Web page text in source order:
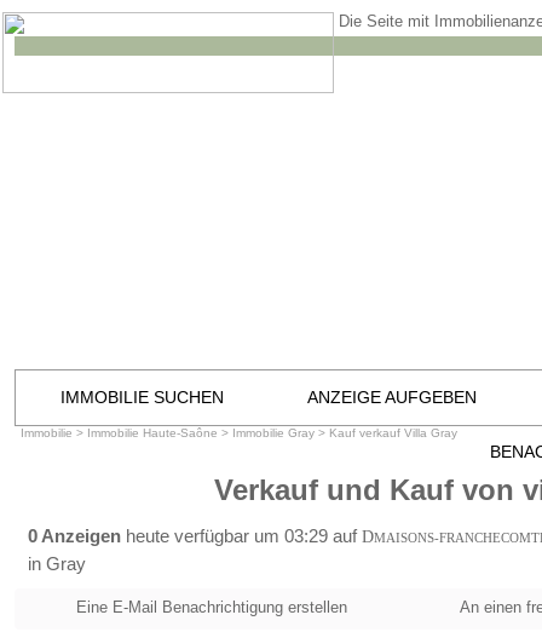
Die Seite mit
IMMOBILIE SUCHEN ANZEIGE AUFGEBEN
Immobilie > Immobilie Haute-Saône > Immobilie Gray > Kauf verkauf Villa Gray
Verkauf und Kauf von
0 Anzeigen heute verfügbar um 03:29 auf DMAISONS-
in Gray
Eine E-Mail Benachrichtigung erstellen An einen